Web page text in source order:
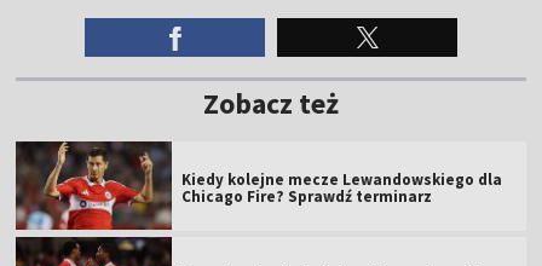
Zobacz też
Kiedy kolejne mecze Lewandowskiego dla
Chicago Fire? Sprawdź terminarz